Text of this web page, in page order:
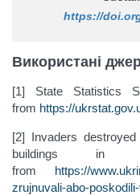
https://
Використані
[1] State Statistics
from https://
[2] Invaders
buildings in
from https://
zrujnuvali-abo-